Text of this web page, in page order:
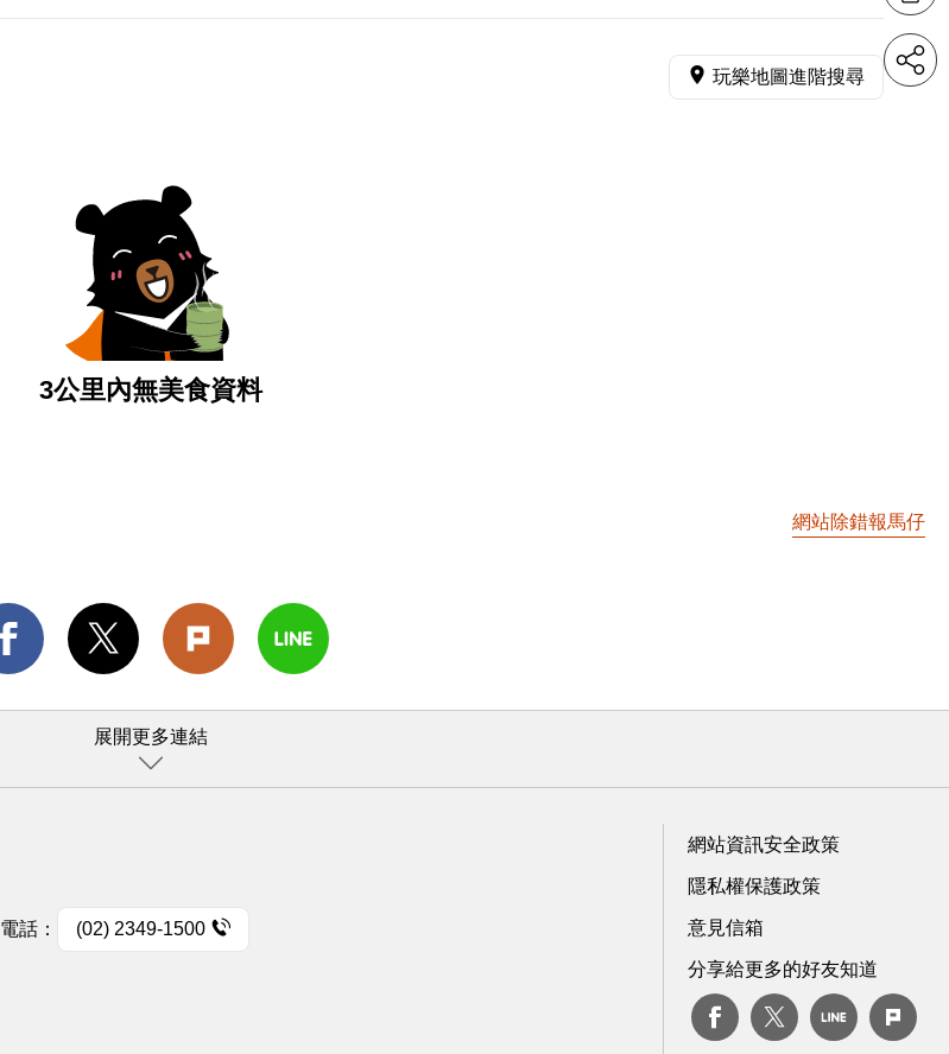
玩樂地圖進階搜尋
3公里內無美食資料
網站除錯報馬仔
展開更多連結
電話： (02) 2349-1500
網站資訊安全政策
隱私權保護政策
意見信箱
分享給更多的好友知道